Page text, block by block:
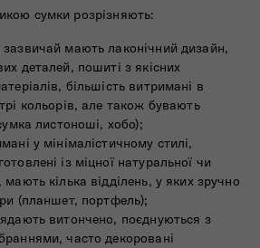
сумки розрізняють:
мають лаконічний дизайн,
деталей, пошиті з якісних
більшість витримані в
кольорів, але також бувають
листоноші, хобо);
у мінімалістичному стилі,
із міцної натуральної чи
кілька відділень, у яких зручно
(планшет, портфель);
витончено, поєднуються з
часто декоровані